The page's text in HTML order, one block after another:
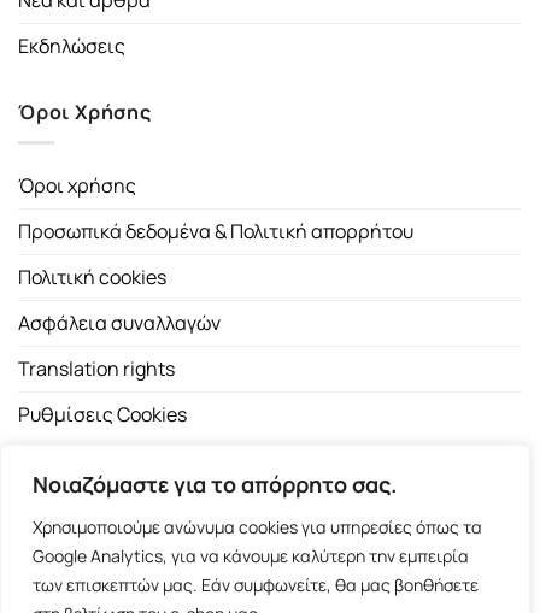
Νοιαζόμαστε για το απόρρητο σας.
Χρησιμοποιούμε ανώνυμα cookies για υπηρεσίες όπως τα
Google Analytics, για να κάνουμε καλύτερη την εμπειρία
των επισκεπτών μας. Εάν συμφωνείτε, θα μας βοηθήσετε
Εκδηλώσεις
Όροι Χρήσης
Όροι χρήσης
Προσωπικά δεδομένα & Πολιτική απορρήτου
Πολιτική cookies
Ασφάλεια συναλλαγών
Translation rights
Ρυθμίσεις Cookies
Copyright 2026 ©Εκδοτικός Οίκος Α.Α. Λιβάνη| All rights